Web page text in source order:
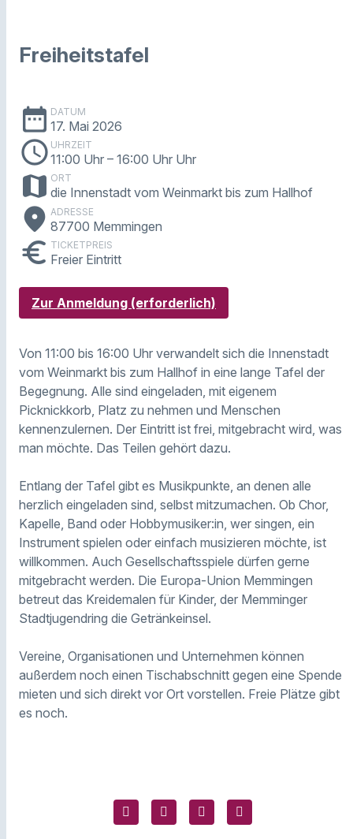
Freiheitstafel
date_range DATUM
17. Mai 2026
schedule UHRZEIT
11:00 Uhr – 16:00 Uhr Uhr
map ORT
die Innenstadt vom Weinmarkt bis zum Hallhof
place ADRESSE
87700 Memmingen
euro TICKETPREIS
Freier Eintritt
Zur Anmeldung (erforderlich)
Von 11:00 bis 16:00 Uhr verwandelt sich die Innenstadt
vom Weinmarkt bis zum Hallhof in eine lange Tafel der
Begegnung. Alle sind eingeladen, mit eigenem
Picknickkorb, Platz zu nehmen und Menschen
kennenzulernen. Der Eintritt ist frei, mitgebracht wird, was
man möchte. Das Teilen gehört dazu.
Entlang der Tafel gibt es Musikpunkte, an denen alle
herzlich eingeladen sind, selbst mitzumachen. Ob Chor,
Kapelle, Band oder Hobbymusiker:in, wer singen, ein
Instrument spielen oder einfach musizieren möchte, ist
willkommen. Auch Gesellschaftsspiele dürfen gerne
mitgebracht werden. Die Europa-Union Memmingen
betreut das Kreidemalen für Kinder, der Memminger
Stadtjugendring die Getränkeinsel.
Vereine, Organisationen und Unternehmen können
außerdem noch einen Tischabschnitt gegen eine Spende
mieten und sich direkt vor Ort vorstellen. Freie Plätze gibt
es noch.